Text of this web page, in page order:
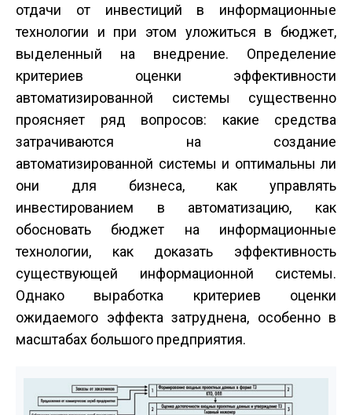
отдачи от инвестиций в информационные
технологии и при этом уложиться в бюджет,
выделенный на внедрение. Определение
критериев оценки эффективности
автоматизированной системы существенно
проясняет ряд вопросов: какие средства
затрачиваются на создание
автоматизированной системы и оптимальны ли
они для бизнеса, как управлять
инвестированием в автоматизацию, как
обосновать бюджет на информационные
технологии, как доказать эффективность
существующей информационной системы.
Однако выработка критериев оценки
ожидаемого эффекта затруднена, особенно в
масштабах большого предприятия.